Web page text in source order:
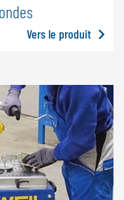
Vers le produit